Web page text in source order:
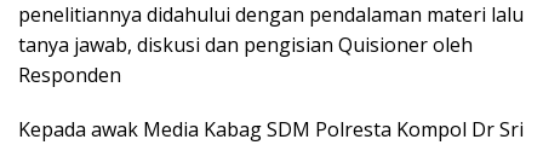
penelitiannya didahului dengan pendalaman materi lalu
tanya jawab, diskusi dan pengisian Quisioner oleh
Responden
Kepada awak Media Kabag SDM Polresta Kompol Dr Sri